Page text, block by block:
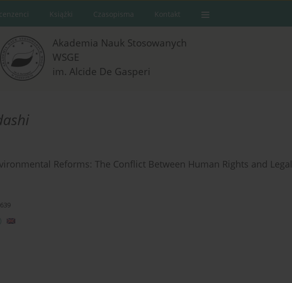
Książki Czasopisma Kontakt
Akademia Nauk Stosowanych
WSGE
im. Alcide De Gasperi
Reforms: The Conflict Between Human Rights and Legal